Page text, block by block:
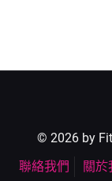
© 2026 by
聯絡我們
關於